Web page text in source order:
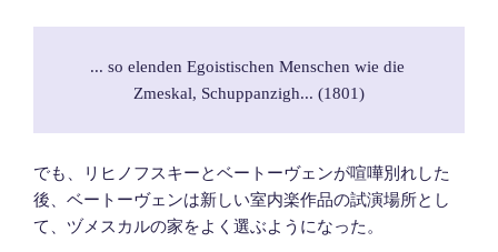
... so elenden Egoistischen Menschen wie die
Zmeskal, Schuppanzigh... (1801)
でも、リヒノフスキーとベートーヴェンが喧嘩別れした
後、ベートーヴェンは新しい室内楽作品の試演場所とし
て、ヅメスカルの家をよく選ぶようになった。